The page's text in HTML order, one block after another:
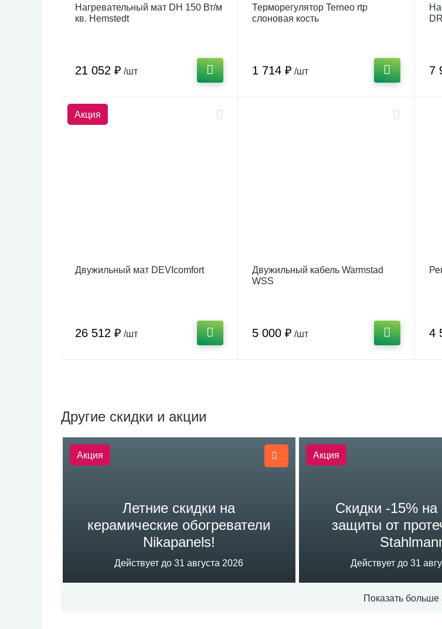
Нагревательный мат DH 150 Вт/м
кв. Hemstedt
21 052 ₽ /шт
Терморегулятор Terneo rtp
слоновая кость
1 714 ₽ /шт 7
Акция
Двужильный мат DEVIcomfort
26 512 ₽ /шт
Двужильный кабель Warmstad
WSS
5 000 ₽ /шт 4
Другие скидки и акции
Летние скидки на
керамические обогреватели
Nikapanels!
Действует до 31 августа 2026
Акция
Скидки -15% на
защиты от
Действует до 31
Акция
Показать больше